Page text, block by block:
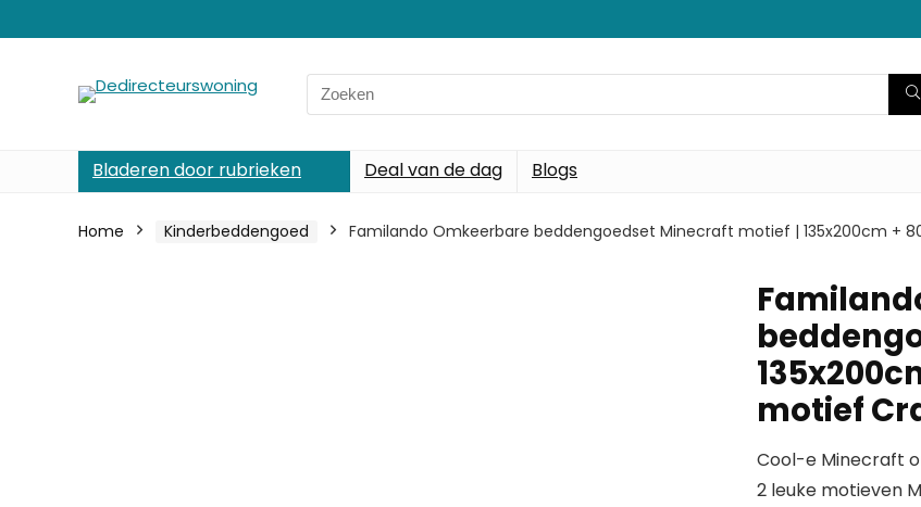
Search
for:
Bladeren door rubrieken Deal van de dag Blogs
Home Kinderbeddengoed Familando Omkeerbare beddengoedset Minecraft motief | 135x200cm +
motief
Cool-e Minecraft
2 leuke motieven